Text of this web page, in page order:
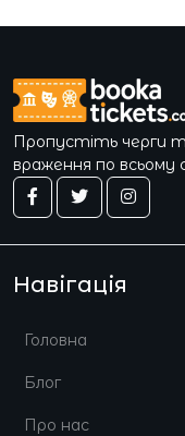
Пропустіть черги
враження по всьому
Навігація
Головна
Блог
Про нас